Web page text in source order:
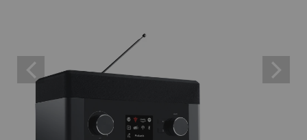
externe inhoud hier met één klik weergeven. Door op de
inhoud te klikken, stem je ermee in dat je de externe
inhoud te zien krijgt. Dit betekent dat persoonlijke
gegevens kunnen worden doorgegeven aan platforms
van derden. Meer informatie hierover vind je in ons